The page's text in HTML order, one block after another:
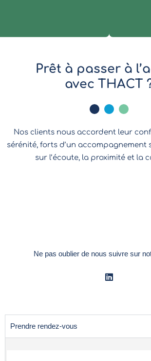
Prêt à passer à
avec THACT
Nos clients nous accordent leur
sérénité, forts d’un accompagnement
sur l’écoute, la proximité et la
Ne pas oublier de nous suivre sur
Prendre rendez-vous